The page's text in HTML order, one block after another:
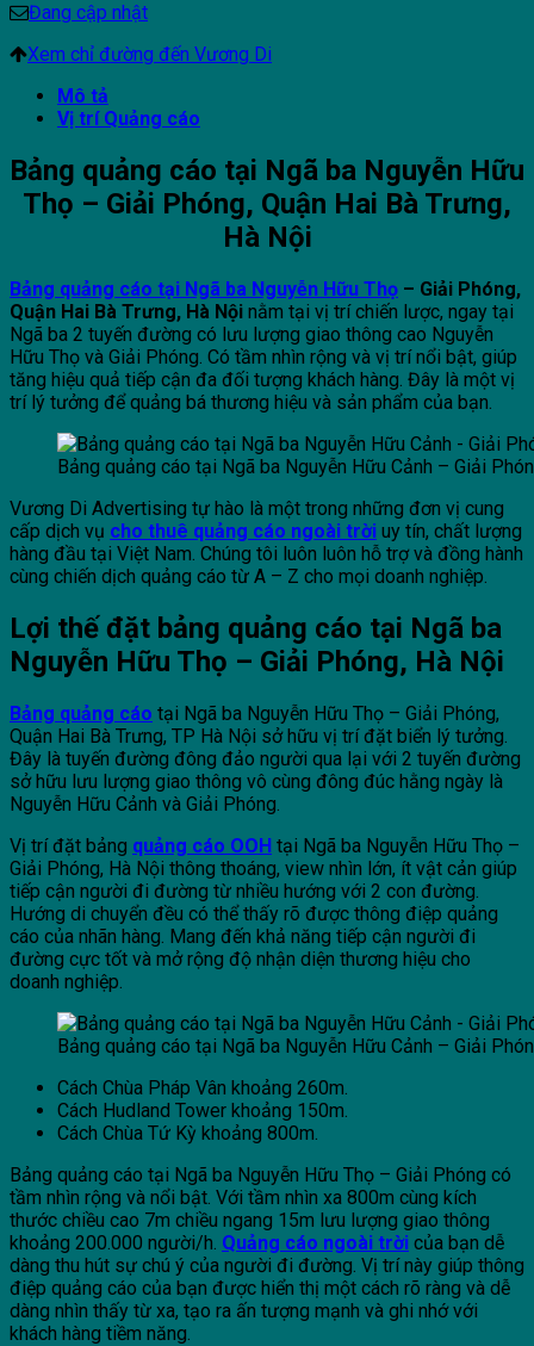
Đang cập nhật
Xem chỉ đường đến Vương Di
Mô tả
Vị trí Quảng cáo
Bảng quảng cáo tại Ngã ba Nguyễn Hữu
Thọ – Giải Phóng, Quận Hai Bà Trưng,
Hà Nội
Bảng quảng cáo tại Ngã ba Nguyễn Hữu Thọ – Giải Phóng,
Quận Hai Bà Trưng, Hà Nội nằm tại vị trí chiến lược, ngay tại
Ngã ba 2 tuyến đường có lưu lượng giao thông cao Nguyễn
Hữu Thọ và Giải Phóng. Có tầm nhìn rộng và vị trí nổi bật, giúp
tăng hiệu quả tiếp cận đa đối tượng khách hàng. Đây là một vị
trí lý tưởng để quảng bá thương hiệu và sản phẩm của bạn.
Bảng quảng cáo tại Ngã ba Nguyễn Hữu Cảnh – Giải
Vương Di Advertising tự hào là một trong những đơn vị cung
cấp dịch vụ cho thuê quảng cáo ngoài trời uy tín, chất lượng
hàng đầu tại Việt Nam. Chúng tôi luôn luôn hỗ trợ và đồng hành
cùng chiến dịch quảng cáo từ A – Z cho mọi doanh nghiệp.
Lợi thế đặt bảng quảng cáo tại Ngã ba
Nguyễn Hữu Thọ – Giải Phóng, Hà Nội
Bảng quảng cáo tại Ngã ba Nguyễn Hữu Thọ – Giải Phóng,
Quận Hai Bà Trưng, TP Hà Nội sở hữu vị trí đặt biển lý tưởng.
Đây là tuyến đường đông đảo người qua lại với 2 tuyến đường
sở hữu lưu lượng giao thông vô cùng đông đúc hằng ngày là
Nguyễn Hữu Cảnh và Giải Phóng.
Vị trí đặt bảng quảng cáo OOH tại Ngã ba Nguyễn Hữu Thọ –
Giải Phóng, Hà Nội thông thoáng, view nhìn lớn, ít vật cản giúp
tiếp cận người đi đường từ nhiều hướng với 2 con đường.
Hướng di chuyển đều có thể thấy rõ được thông điệp quảng
cáo của nhãn hàng. Mang đến khả năng tiếp cận người đi
đường cực tốt và mở rộng độ nhận diện thương hiệu cho
doanh nghiệp.
Bảng quảng cáo tại Ngã ba Nguyễn Hữu Cảnh – Giải
Cách Chùa Pháp Vân khoảng 260m.
Cách Hudland Tower khoảng 150m.
Cách Chùa Tứ Kỳ khoảng 800m.
Bảng quảng cáo tại Ngã ba Nguyễn Hữu Thọ – Giải Phóng có
tầm nhìn rộng và nổi bật. Với tầm nhìn xa 800m cùng kích
thước chiều cao 7m chiều ngang 15m lưu lượng giao thông
khoảng 200.000 người/h. Quảng cáo ngoài trời của bạn dễ
dàng thu hút sự chú ý của người đi đường. Vị trí này giúp thông
điệp quảng cáo của bạn được hiển thị một cách rõ ràng và dễ
dàng nhìn thấy từ xa, tạo ra ấn tượng mạnh và ghi nhớ với
khách hàng tiềm năng.